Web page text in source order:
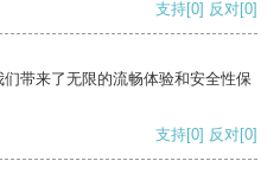
支持[0] 反对[0]
带来了无限的流畅体验和安全性保
支持[0] 反对[0]